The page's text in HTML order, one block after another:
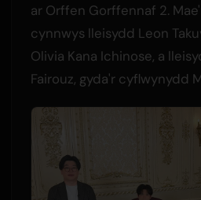
ar Orffen Gorffennaf 2.
cynnwys lleisydd Leon
Olivia Kana Ichinose, a
Fairouz, gyda'r cyflwynydd